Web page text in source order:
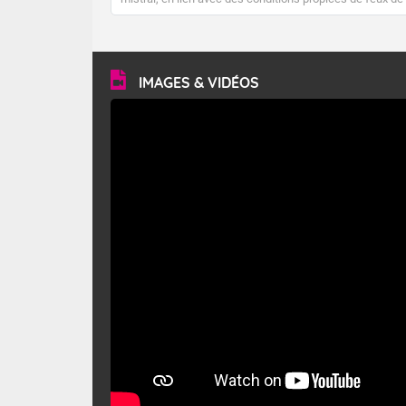
forêt. Mais qu'est-ce que le mistral ? Quelles sont ses
vitesse moyenne de 50 km/h et atteindre 80 à 100 km/h
en rafales, parfois davantage. Il parcourt la basse vallée
du Rhône et la Provence et envahit le littoral
méditerranéen à partir de la Camargue.
IMAGES & VIDÉOS